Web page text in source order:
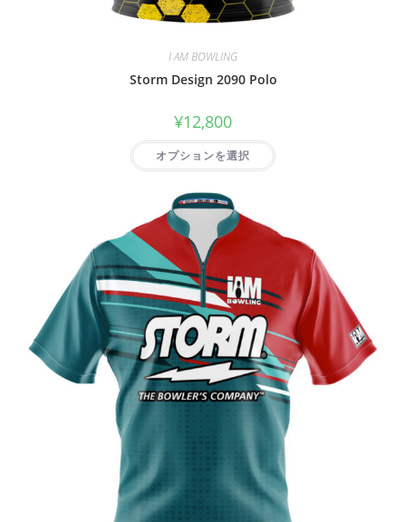
I AM BOWLING
Storm Design 2090 Polo
¥12,800
オプションを選択